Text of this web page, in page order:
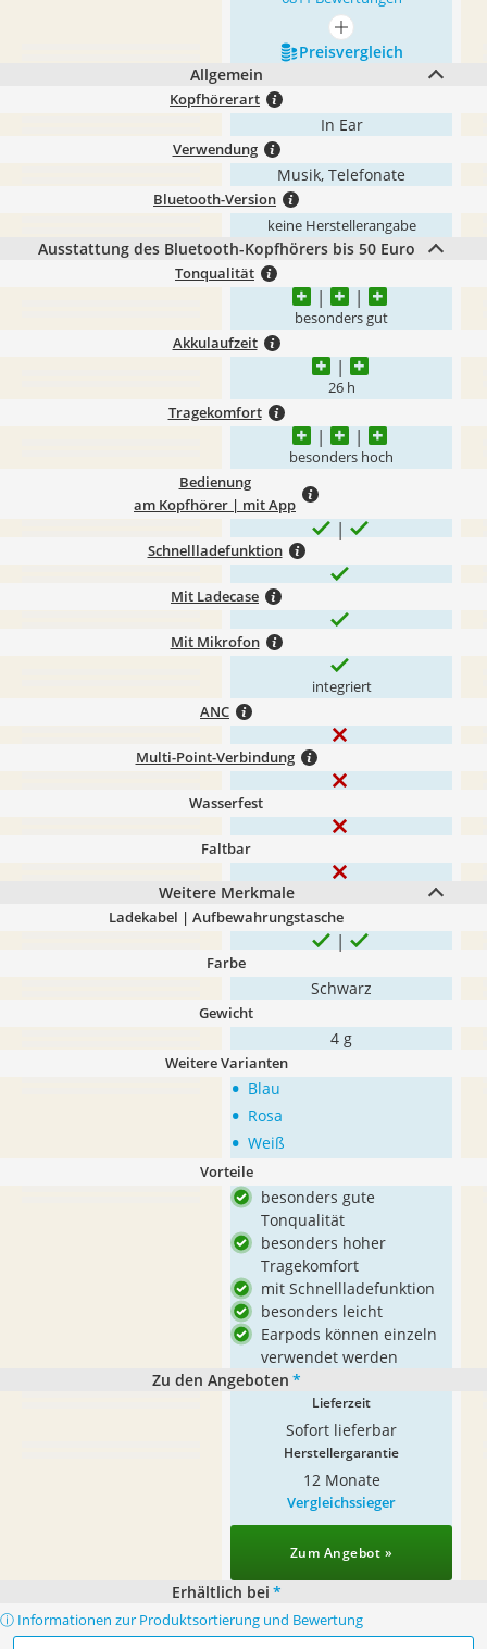
mehr anzeigen
Preis­vergleich
Allgemein
Kopfhörerart
In Ear
Verwendung
Musik, Telefonate
Bluetooth-Version
keine Herstellerangabe
Ausstattung des Bluetooth-Kopfhörers bis 50 Euro
Tonqualität
besonders gut
Akkulaufzeit
26 h
Tragekomfort
besonders hoch
Bedienung
am Kopfhörer | mit App
Schnellladefunktion
Mit Ladecase
Mit Mikrofon
integriert
ANC
Multi-Point-Verbindung
Wasserfest
Faltbar
Weitere Merkmale
Ladekabel | Aufbewahrungstasche
Farbe
Schwarz
Gewicht
4 g
Weitere Varianten
• Blau
• Rosa
• Weiß
Vorteile
besonders gute
Tonqualität
besonders hoher
Tragekomfort
mit Schnellladefunktion
besonders leicht
Earpods können einzeln
verwendet werden
Zu den Angeboten *
Lieferzeit
Sofort lieferbar
Herstellergarantie
12 Monate
Vergleichssieger
Zum Angebot »
Erhältlich bei *
ⓘ Informationen zur Produktsortierung und Bewertung